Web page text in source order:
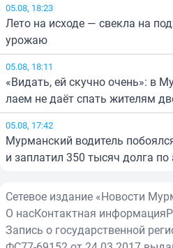
05.08, 18:23
Лето на исходе — свекла на
урожаю
05.08, 18:11
«Видать, ей скучно очень»: в
лаем не даёт спать жителям
05.08, 17:42
Мурманский водитель
и заплатил 350 тысяч долга
Сетевое издание «Новости
О насКонтактная информация
Запись о государственной